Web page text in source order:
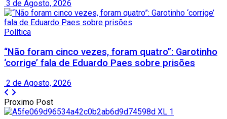
3 de Agosto, 2026
Política
“Não foram cinco vezes, foram quatro”: Garotinho
‘corrige’ fala de Eduardo Paes sobre prisões
2 de Agosto, 2026
Proximo Post